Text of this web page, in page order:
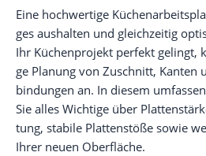
Eine hoch­wer­ti­ge
ges aus­hal­ten und gleich­zei­tig
Ihr Küchen­pro­jekt per­fekt
ge Pla­nung von Zuschnitt, Kan­ten
bin­dun­gen an. In die­sem
Sie alles Wich­ti­ge über
tung, sta­bi­le Plat­ten­stö­ße sowie
Ihrer neu­en Oberfläche.